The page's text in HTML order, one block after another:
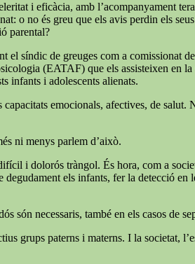
i eficàcia, amb l’acompanyament
o no és greu que els avis perdin els
parental?
el síndic de greuges com a comissionat
(EATAF) que els assisteixen en
infants i adolescents alienats.
emocionals, afectives, de salut.
ni menys parlem d’això.
i dolorós tràngol. És hora, com a
els infants, fer la detecció en
són necessaris, també en els casos de
grups paterns i materns. I la societat,